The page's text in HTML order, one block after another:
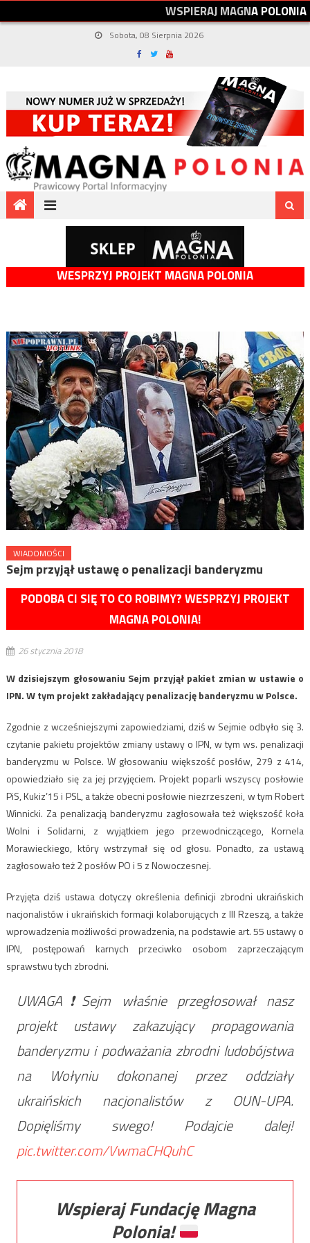
WSPIERAJMAGNAPOLONIA
Sobota, 08 Sierpnia 2026
WESPRZYJ PROJEKT MAGNA POLONIA
WIADOMOŚCI
Sejm przyjął ustawę o penalizacji banderyzmu
PODOBA CI SIĘ TO CO ROBIMY? WESPRZYJ PROJEKT
MAGNA POLONIA!
26 stycznia 2018
W dzisiejszym głosowaniu Sejm przyjął pakiet zmian w ustawie o
IPN. W tym projekt zakładający penalizację banderyzmu w Polsce.
Zgodnie z wcześniejszymi zapowiedziami, dziś w Sejmie odbyło się 3.
czytanie pakietu projektów zmiany ustawy o IPN, w tym ws. penalizacji
banderyzmu w Polsce. W głosowaniu większość posłów, 279 z 414,
opowiedziało się za jej przyjęciem. Projekt poparli wszyscy posłowie
PiS, Kukiz’15 i PSL, a także obecni posłowie niezrzeszeni, w tym Robert
Winnicki. Za penalizacją banderyzmu zagłosowała też większość koła
Wolni i Solidarni, z wyjątkiem jego przewodniczącego, Kornela
Morawieckiego, który wstrzymał się od głosu. Ponadto, za ustawą
zagłosowało też 2 posłów PO i 5 z Nowoczesnej.
Przyjęta dziś ustawa dotyczy określenia definicji zbrodni ukraińskich
nacjonalistów i ukraińskich formacji kolaborujących z III Rzeszą, a także
wprowadzenia możliwości prowadzenia, na podstawie art. 55 ustawy o
IPN, postępowań karnych przeciwko osobom zaprzeczającym
sprawstwu tych zbrodni.
UWAGA❗Sejm właśnie przegłosował nasz
projekt ustawy zakazujący propagowania
banderyzmu i podważania zbrodni ludobójstwa
na Wołyniu dokonanej przez oddziały
ukraińskich nacjonalistów z OUN-UPA.
Dopięliśmy swego! Podajcie dalej!
pic.twitter.com/VwmaCHQuhC
Wspieraj Fundację Magna
Polonia!